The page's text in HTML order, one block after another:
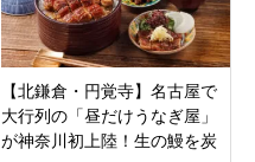
【北鎌倉・円覚寺】名古屋で
大行列の「昼だけうなぎ屋」
が神奈川初上陸！生の鰻を炭